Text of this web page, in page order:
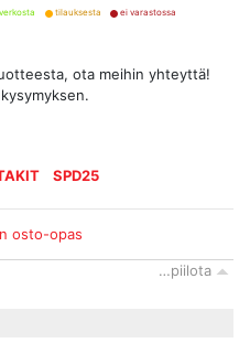
SPD25
tilauksesta ei varastossa
ota meihin yhteyttä!
osto-opas
…piilota